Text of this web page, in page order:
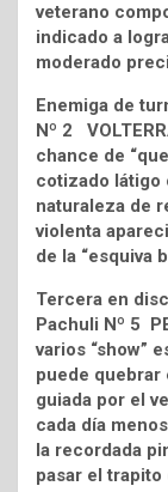
veterano
indicado a
moderado
Enemiga de
Nº 2
chance de
cotizado látigo
naturaleza de
violenta
de la “esquiva
Tercera en
Pachuli Nº 5
varios “show”
puede quebrar
guiada por el
cada día
la recordada
pasar el trapito